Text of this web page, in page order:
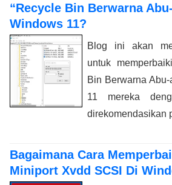
“Recycle Bin Berwarna
Windows 11?
Blog ini akan
untuk
Bin Berwarna
11 mereka
direkomendasikan
Bagaimana Cara
Miniport Xvdd SCSI Di